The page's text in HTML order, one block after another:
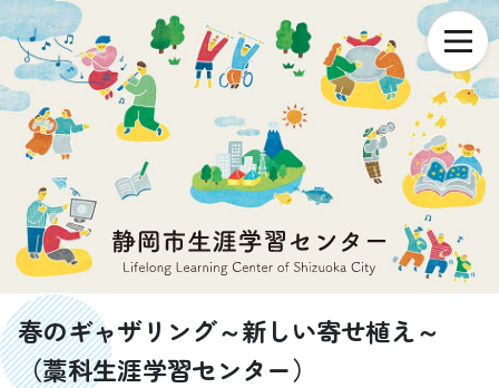
春のギャザリング～新しい寄せ植え～
（藁科生涯学習センター）